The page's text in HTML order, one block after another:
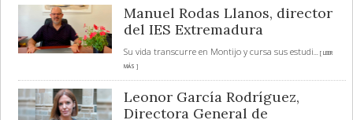
Manuel Rodas Llanos, director
del IES Extremadura
Su vida transcurre en Montijo y cursa sus estudi... [ LEER
MÁS ]
Leonor García Rodríguez,
Directora General de